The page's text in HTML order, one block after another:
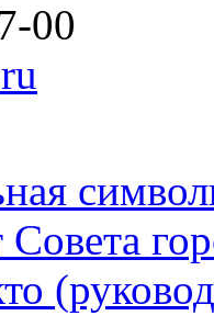
00
Совета